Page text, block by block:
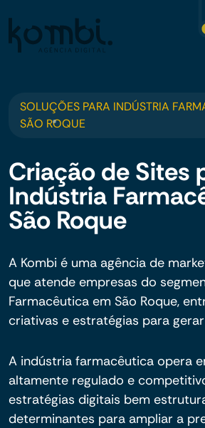
SOLUÇÕES PARA INDÚSTRIA
SÃO ROQUE
Criação de Sites
Indústria
São Roque
A Kombi é uma agência de
que atende empresas do
Farmacêutica em São Roque,
criativas e estratégias para
A indústria farmacêutica opera
altamente regulado e
estratégias digitais bem
determinantes para ampliar a